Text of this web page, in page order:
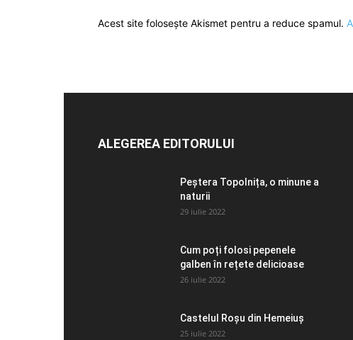
Acest site folosește Akismet pentru a reduce spamul.
ALEGEREA EDITORULUI
Peștera Topolnița, o minune a
naturii
29 iulie 2022
Cum poți folosi pepenele
galben în rețete delicioase
26 iulie 2022
Castelul Roșu din Hemeiuș
25 iulie 2022